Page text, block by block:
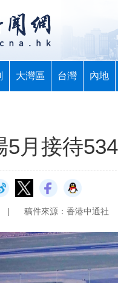
大灣區 台灣 內地
5月接待
| 稿件來源：香港中通社